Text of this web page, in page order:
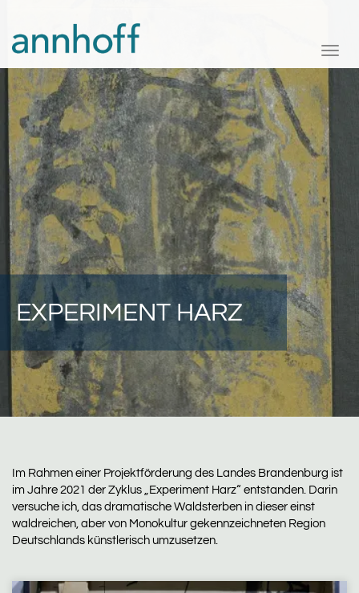
Toggle
EXPERIMENT HARZ
Im Rahmen einer Projektförderung des Landes Brandenburg ist
im Jahre 2021 der Zyklus „Experiment Harz“ entstanden. Darin
versuche ich, das dramatische Waldsterben in dieser einst
waldreichen, aber von Monokultur gekennzeichneten Region
Deutschlands künstlerisch umzusetzen.